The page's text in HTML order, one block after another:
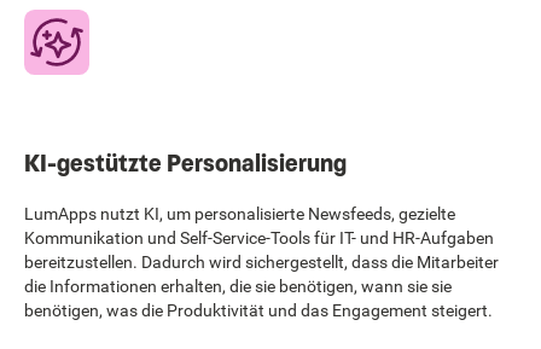
KI-gestützte Personalisierung
LumApps nutzt KI, um personalisierte Newsfeeds, gezielte
Kommunikation und Self-Service-Tools für IT- und HR-Aufgaben
bereitzustellen. Dadurch wird sichergestellt, dass die Mitarbeiter
die Informationen erhalten, die sie benötigen, wann sie sie
benötigen, was die Produktivität und das Engagement steigert.